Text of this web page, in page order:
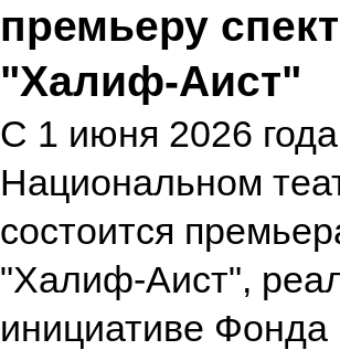
премьеру
"Халиф-Аист"
С 1 июня 2026
Национальном
состоится
"Халиф-Аист",
инициативе Фонда